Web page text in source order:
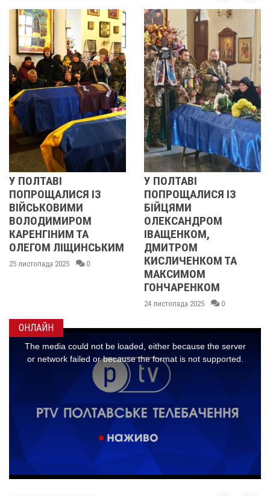
У ПОЛТАВІ
ПОПРОЩАЛИСЯ ІЗ
БІЙЦЯМИ
ОЛЕКСАНДРОМ
ІВАЩЕНКОМ,
ДМИТРОМ
КИСЛИЧЕНКОМ ТА
РЕВОЛЮЦІЯ
2013 ОЧИМА
УЧАСНИЦІ
21 листопада 2025
ОНЛАЙН